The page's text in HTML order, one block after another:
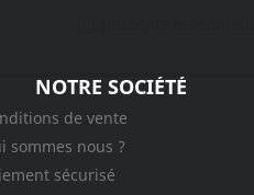
NOTRE SOCIÉTÉ
de vente
sommes nous ?
sécurisé